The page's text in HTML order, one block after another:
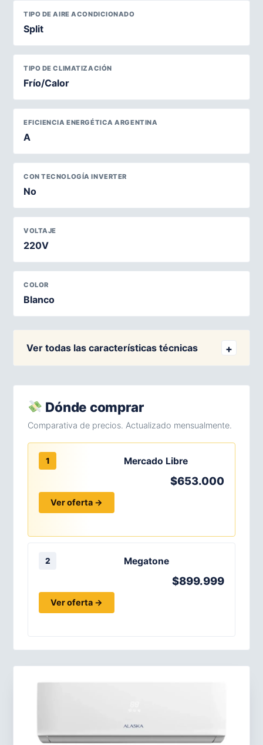
TIPO DE AIRE ACONDICIONADO
Split
TIPO DE CLIMATIZACIÓN
Frío/Calor
EFICIENCIA ENERGÉTICA ARGENTINA
A
CON TECNOLOGÍA INVERTER
No
VOLTAJE
220V
COLOR
Blanco
Ver todas las características técnicas
Dónde comprar
Comparativa de precios. Actualizado mensualmente.
1 Mercado Libre
$653.000
Ver oferta →
2 Megatone
$899.999
Ver oferta →